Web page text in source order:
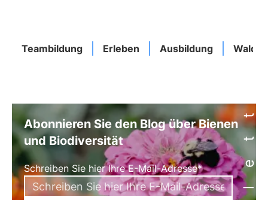
Teambildung Erleben Ausbildung Wald
Abonnieren Sie den Blog über Bienen
und Biodiversität
Schreiben Sie hier Ihre E-Mail-Adresse*